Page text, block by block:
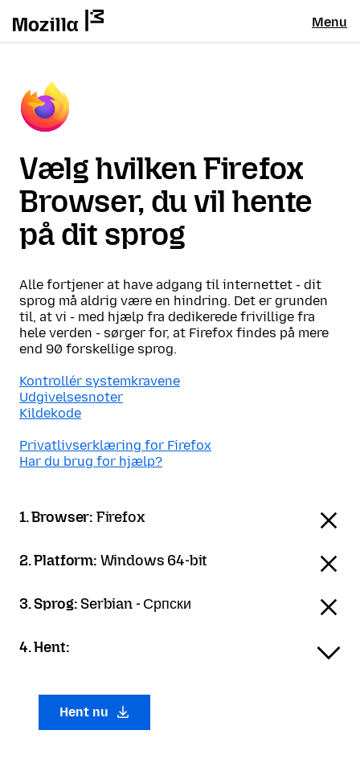
Menu
Vælg hvilken Firefox
Browser, du vil hente
på dit sprog
Alle fortjener at have adgang til internettet - dit
sprog må aldrig være en hindring. Det er grunden
til, at vi - med hjælp fra dedikerede frivillige fra
hele verden - sørger for, at Firefox findes på mere
end 90 forskellige sprog.
Kontrollér systemkravene
Udgivelsesnoter
Kildekode
Privatlivserklæring for Firefox
Har du brug for hjælp?
1. Browser: Firefox
2. Platform: Windows 64-bit
3. Sprog: Serbian - Српски
4. Hent:
Hent nu